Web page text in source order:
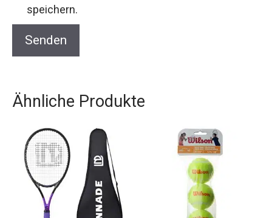
speichern.
Ähnliche Produkte